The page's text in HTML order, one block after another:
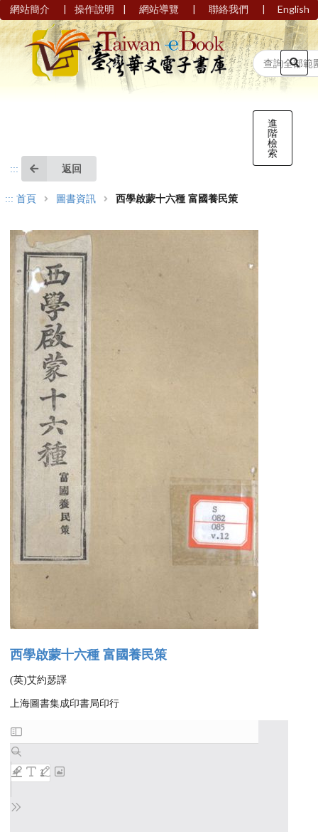
網站簡介 | 操作說明 | 網站導覽 | 聯絡我們 | English
進
階
檢
索
::: 返回
::: 首頁 圖書資訊 西學啟蒙十六種 富國養民策
西學啟蒙十六種 富國養民策
(英)艾約瑟譯
上海圖書集成印書局印行